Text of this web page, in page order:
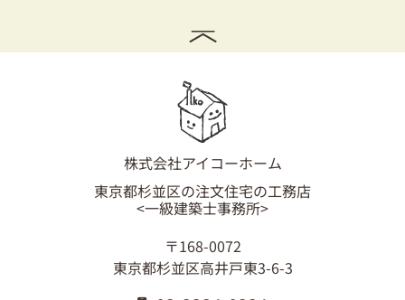
03-3334-0334
株式会社アイコーホーム
東京都杉並区の注文住宅の工務店
<一級建築士事務所>
〒168-0072
東京都杉並区高井戸東3-6-3